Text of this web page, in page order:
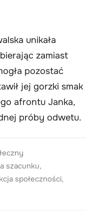
unikała
zamiast
pozostać
jej gorzki smak
afrontu Janka,
próby odwetu.
szacunku,
społeczności,